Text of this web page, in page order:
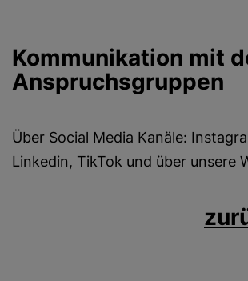
Kommunikation mit
Anspruchsgruppen
Über Social Media Kanäle:
Linkedin, TikTok und über unsere